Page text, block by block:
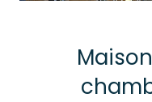
Maison 6 pièce(s) 3